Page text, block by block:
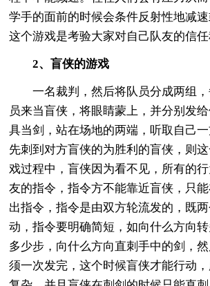
学手的面前的时候会条件反射性地减
这个游戏是考验大家对自己队友的信任
2、盲侠的游戏
一名裁判，然后将队员分成两组，
员来当盲侠，将眼睛蒙上，并分别发
具当剑，站在场地的两端，听取自己一
先刺到对方盲侠的为胜利的盲侠，则
戏过程中，盲侠因为看不见，所有的
友的指令，指令方不能靠近盲侠，只
出指令，指令是由双方轮流发的，既
动，指令要明确简短，如向什么方向
多少步，向什么方向直刺手中的剑，
须一次发完，这个时候盲侠才能行动